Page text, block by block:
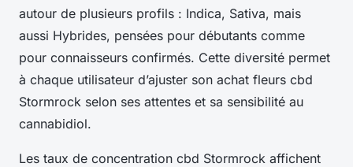
autour de plusieurs profils : Indica, Sativa, mais
aussi Hybrides, pensées pour débutants comme
pour connaisseurs confirmés. Cette diversité permet
à chaque utilisateur d’ajuster son achat fleurs cbd
Stormrock selon ses attentes et sa sensibilité au
cannabidiol.
Les taux de concentration cbd Stormrock affichent